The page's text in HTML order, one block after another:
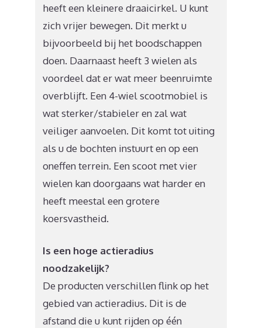
heeft een kleinere draaicirkel. U kunt
zich vrijer bewegen. Dit merkt u
bijvoorbeeld bij het boodschappen
doen. Daarnaast heeft 3 wielen als
voordeel dat er wat meer beenruimte
overblijft. Een 4-wiel scootmobiel is
wat sterker/stabieler en zal wat
veiliger aanvoelen. Dit komt tot uiting
als u de bochten instuurt en op een
oneffen terrein. Een scoot met vier
wielen kan doorgaans wat harder en
heeft meestal een grotere
koersvastheid.
Is een hoge actieradius
noodzakelijk?
De producten verschillen flink op het
gebied van actieradius. Dit is de
afstand die u kunt rijden op één